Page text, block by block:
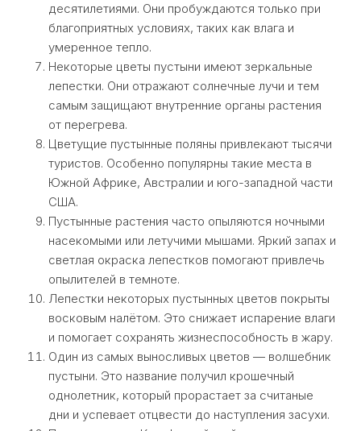
десятилетиями. Они пробуждаются только при
благоприятных условиях, таких как влага и
умеренное тепло.
Некоторые цветы пустыни имеют зеркальные
лепестки. Они отражают солнечные лучи и тем
самым защищают внутренние органы растения
от перегрева.
Цветущие пустынные поляны привлекают тысячи
туристов. Особенно популярны такие места в
Южной Африке, Австралии и юго-западной части
США.
Пустынные растения часто опыляются ночными
насекомыми или летучими мышами. Яркий запах и
светлая окраска лепестков помогают привлечь
опылителей в темноте.
Лепестки некоторых пустынных цветов покрыты
восковым налётом. Это снижает испарение влаги
и помогает сохранять жизнеспособность в жару.
Один из самых выносливых цветов — волшебник
пустыни. Это название получил крошечный
однолетник, который прорастает за считаные
дни и успевает отцвести до наступления засухи.